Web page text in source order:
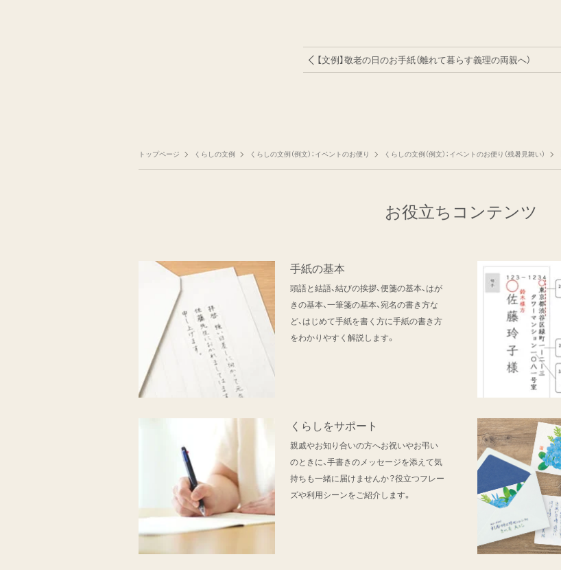
【文例】敬老の日のお手紙（離れて暮らす義理の両親へ）
トップページ くらしの文例 くらしの文例（例文）：イベントのお便り くらしの文例（例文）：イベントのお便り（残暑見舞い）
お役立ちコンテンツ
手紙の基本
頭語と結語、結びの挨拶、便箋の基本、はが
きの基本、一筆箋の基本、宛名の書き方な
ど、はじめて手紙を書く方に手紙の書き方
をわかりやすく解説します。
くらしをサポート
親戚やお知り合いの方へお祝いやお弔い
のときに、手書きのメッセージを添えて気
持ちも一緒に届けませんか？役立つフレー
ズや利用シーンをご紹介します。